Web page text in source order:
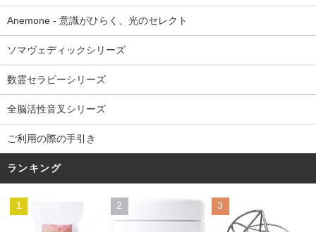
Anemone - 意識がひらく、光のセレクト
ソマヴェディックシリーズ
数霊セラピーシリーズ
全脳活性音叉シリーズ
ご利用の際の手引き
ランキング
1 2 3